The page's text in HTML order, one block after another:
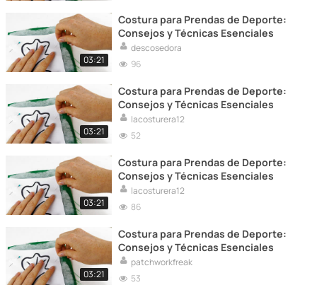
03:21
Costura para Prendas de Deporte:
Consejos y Técnicas Esenciales
descosedora
96
03:21
Costura para Prendas de Deporte:
Consejos y Técnicas Esenciales
lacosturera12
52
03:21
Costura para Prendas de Deporte:
Consejos y Técnicas Esenciales
lacosturera12
86
03:21
Costura para Prendas de Deporte:
Consejos y Técnicas Esenciales
patchworkfreak
53